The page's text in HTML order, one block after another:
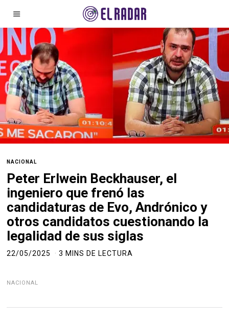
NACIONAL
Peter Erlwein Beckhauser, el
ingeniero que frenó las
candidaturas de Evo, Andrónico y
otros candidatos cuestionando la
legalidad de sus siglas
22/05/2025 3 MINS DE LECTURA
NACIONAL